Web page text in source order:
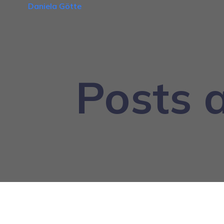
Daniela Götte
Posts